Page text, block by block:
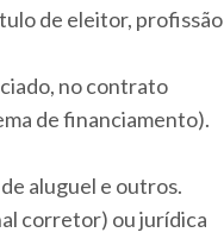
de eleitor, profissão
no contrato
de financiamento).
aluguel e outros.
corretor) ou jurídica